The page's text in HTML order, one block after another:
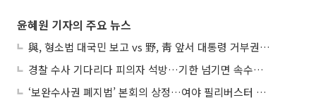
윤혜원 기자의 주요 뉴스
與, 형소법 대국민 보고 vs 野, 靑 앞서 대통령 거부권 촉구
경찰 수사 기다리다 피의자 석방…기한 넘기면 속수무책
‘보완수사권 폐지법’ 본회의 상정…여야 필리버스터 대치